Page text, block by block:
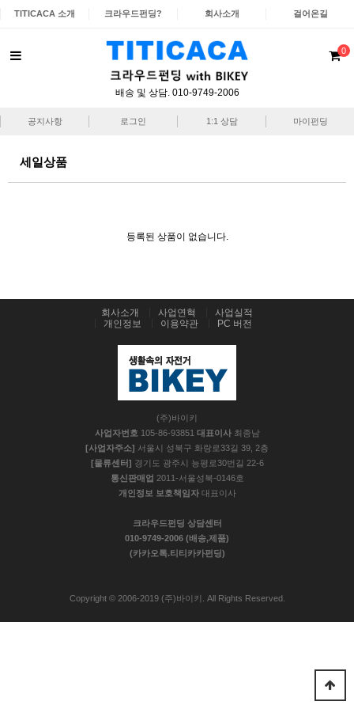
TITICACA 소개 크라우드펀딩? 회사소개 걸어온길
배송 및 상담. 010-9749-2006
0
공지사항 로그인 1:1 상담 마이펀딩
세일상품
등록된 상품이 없습니다.
회사소개 사업연혁
사업실적
개인정보
이용약관 PC 버전
(주)바이키
사업자번호 105-86-93851 대표이사최종남
[사업자주소] 서울시 성북구 화랑로33길 39, 2층
[물류센터] 경기도 광주시 능평로30번길 22-6
통신판매업 2011-서울성북-0146호
개인정보 보호책임자대표이사
크라우드펀딩 상담센터
010-9749-2006 (배송,제품)
(카카오톡.티티카카펀딩)
Copyright © 2006-2019 (주)바이키. All Rights Reserved.